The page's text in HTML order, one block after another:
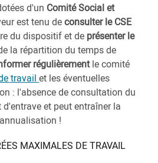
d'un Comité Social et
est tenu deconsulter le CSE
du dispositif et de présenter le
la répartition du temps de
régulièrementle comité
travail et les éventuelles
: l'absence de consultation du
et peut entraîner la
!
MAXIMALES DE TRAVAIL